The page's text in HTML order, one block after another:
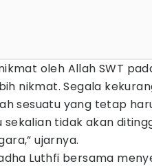
oleh Allah SWT
nikmat. Segala
sesuatu yang tetap
sekalian tidak akan
ujarnya.
Luthfi bersama